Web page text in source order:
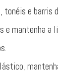
e barris
mantenha a